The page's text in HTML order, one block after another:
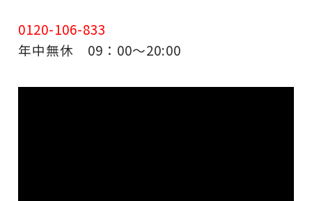
0120-106-833
年中無休 09：00～20:00